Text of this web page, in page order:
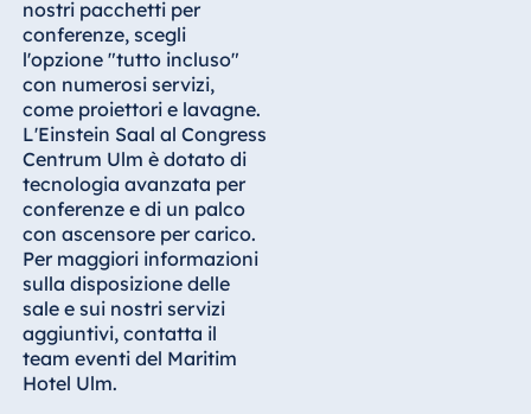
Albania
Hotel Plaza
Tirana
Resort Marina
Bay
Bulgaria
Hotel Paradise
Blue Albena
Hotel Amelia
nostri pacchetti per
conferenze, scegli
l'opzione "tutto incluso"
con numerosi servizi,
come proiettori e lavagne.
L'Einstein Saal al Congress
Centrum Ulm è dotato di
tecnologia avanzata per
conferenze e di un palco
con ascensore per carico.
Per maggiori informazioni
sulla disposizione delle
sale e sui nostri servizi
aggiuntivi, contatta il
team eventi del Maritim
Hotel Ulm.